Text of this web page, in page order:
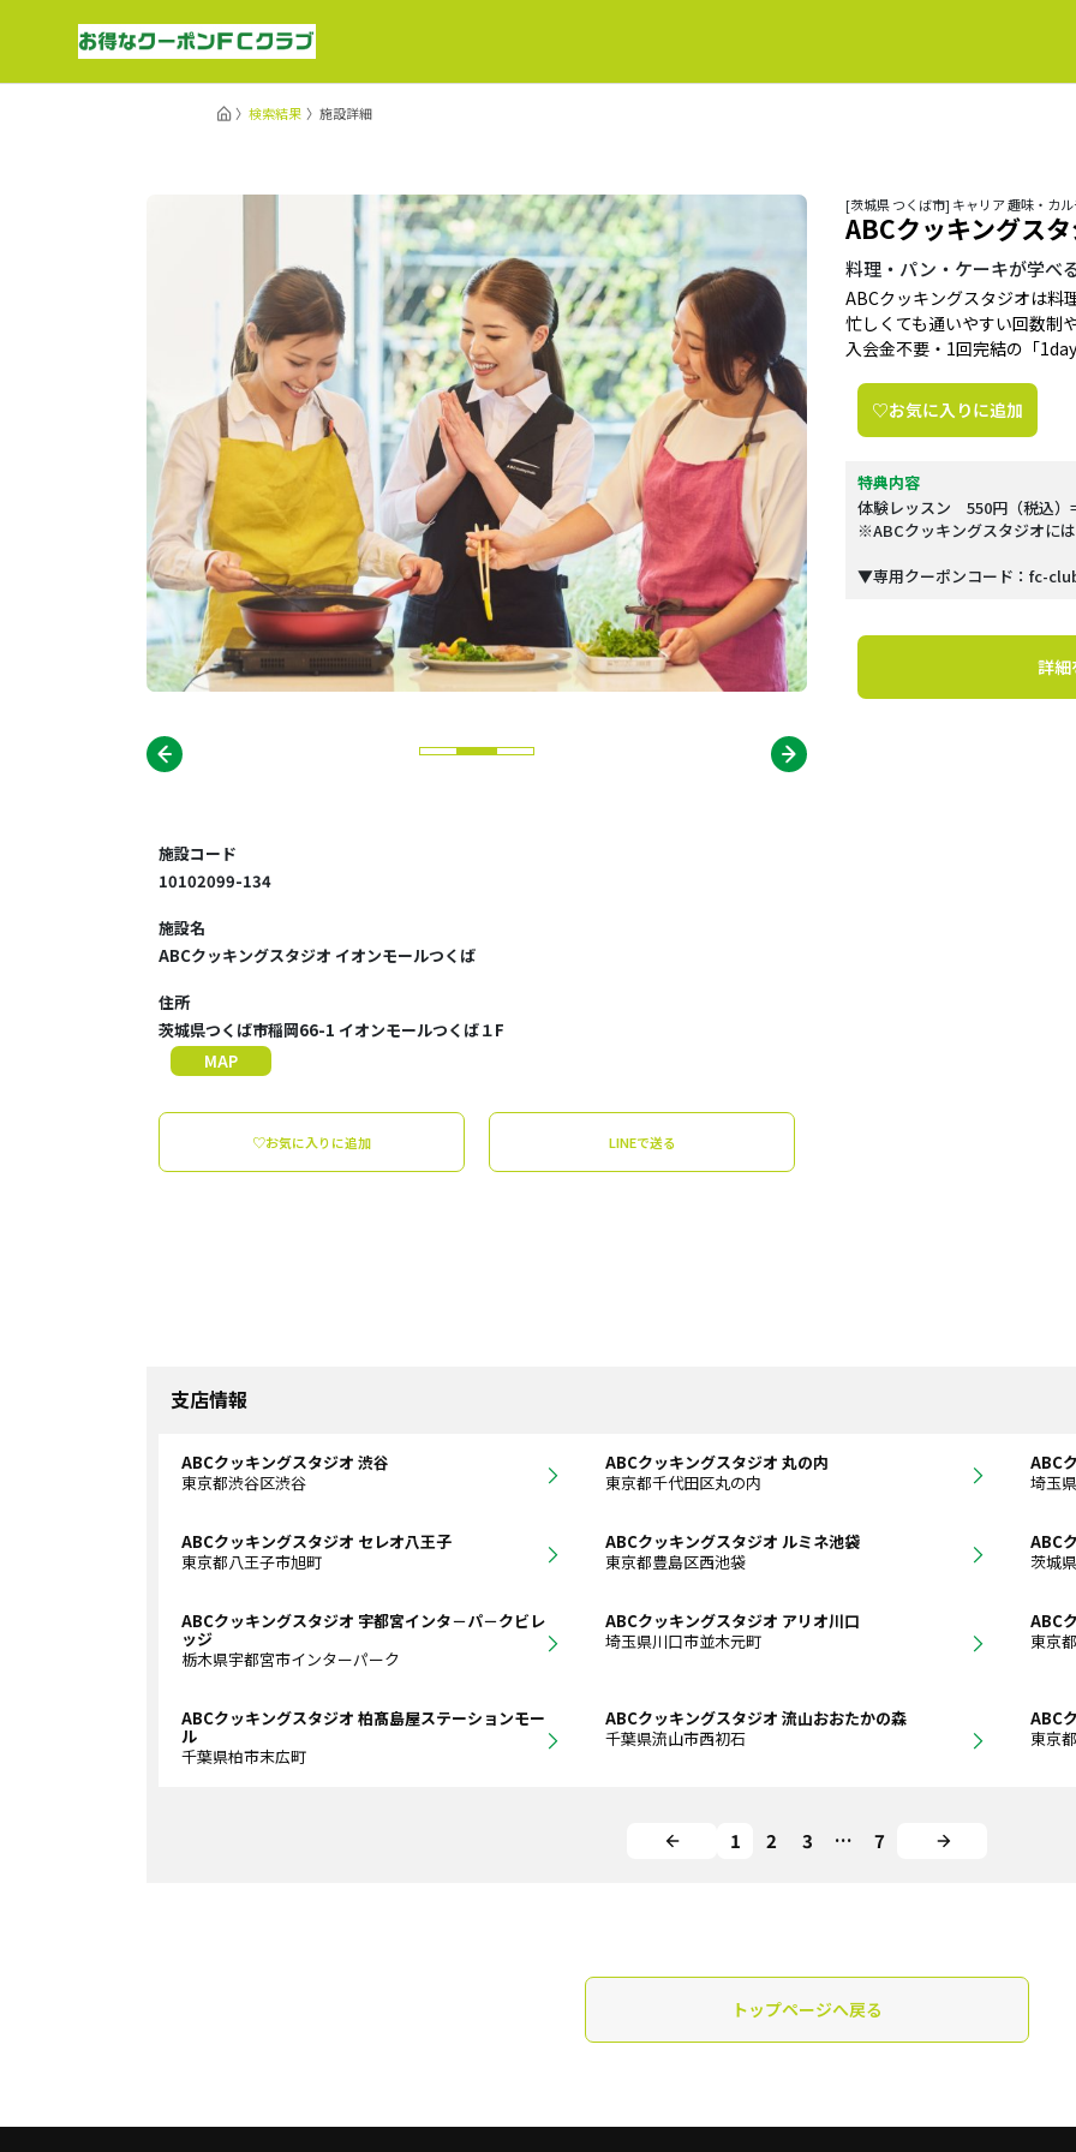
検索結果 施設詳細
[茨城県 つくば市] キャリア 趣味・カ
ABCクッキングス
料理・パン・ケーキが学べ
ABCクッキングスタジオは料
忙しくても通いやすい回数制
入会金不要・1回完結の「
♡お気に入りに追加
特典内容
体験レッスン 550円（税込
※ABCクッキングスタジオに
▼専用クーポンコード：fc-
詳細
施設コード
10102099-134
施設名
ABCクッキングスタジオ イオンモールつくば
住所
茨城県つくば市稲岡66-1 イオンモールつくば１F
MAP
♡お気に入りに追加 LINEで送る
支店情報
ABCクッキングスタジオ 渋谷
東京都渋谷区渋谷
ABCクッキングスタジオ 丸の内
東京都千代田区丸の内
ABC
埼玉
ABCクッキングスタジオ セレオ八王子
東京都八王子市旭町
ABCクッキングスタジオ ルミネ池袋
東京都豊島区西池袋
ABC
茨城
ABCクッキングスタジオ 宇都宮インタ－パ－クビレ
ッジ
栃木県宇都宮市インターパーク
ABCクッキングスタジオ アリオ川口
埼玉県川口市並木元町
ABC
東京
ABCクッキングスタジオ 柏髙島屋ステーションモー
ル
千葉県柏市末広町
ABCクッキングスタジオ 流山おおたかの森
千葉県流山市西初石
ABC
東京
1 2 3 … 7
トップページへ戻る